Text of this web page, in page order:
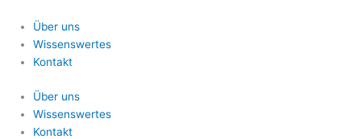
Inhalt
springen
Über uns
Wissenswertes
Kontakt
Über uns
Wissenswertes
Kontakt